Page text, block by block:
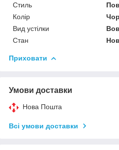
Стиль
Колір
Вид устілки
Стан
Приховати
Умови доставки
Нова Пошта
Всі умови доставки